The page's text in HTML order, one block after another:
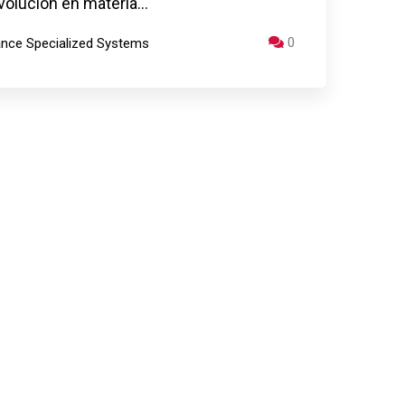
Specialized Systems 0